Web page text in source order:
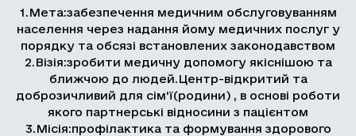
1.Мета:забезпечення медичним обслуговуванням
населення через надання йому медичних послуг у
порядку та обсязі встановлених законодавством
2.Візія:зробити медичну допомогу якіснішою та
ближчою до людей.Центр-відкритий та
доброзичливий для сім'ї(родини) , в основі роботи
якого партнерські відносини з пацієнтом
3.Місія:профілактика та формування здорового